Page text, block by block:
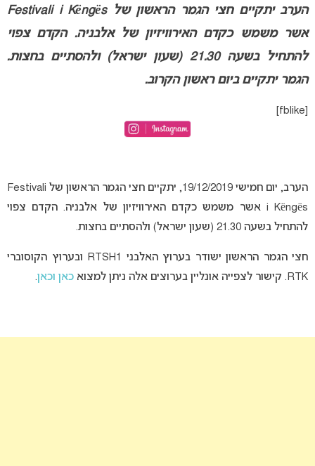
הערב יתקיים חצי הגמר הראשון של Festivali i Këngës
אשר משמש כקדם האירוויזיון של אלבניה. הקדם צפוי
להתחיל בשעה 21.30 (שעון ישראל) ולהסתיים בחצות.
הגמר יתקיים ביום ראשון הקרוב.
הערב, יום חמישי 19/12/2019, יתקיים חצי הגמר הראשון של Festivali
i Këngës אשר משמש כקדם האירוויזיון של אלבניה. הקדם צפוי
להתחיל בשעה 21.30 (שעון ישראל) ולהסתיים בחצות.
חצי הגמר הראשון ישודר בערוץ האלבני RTSH1 ובערוץ הקוסוברי
RTK. קישור לצפייה אונליין בערוצים אלה ניתן למצוא
כאן וכאן.